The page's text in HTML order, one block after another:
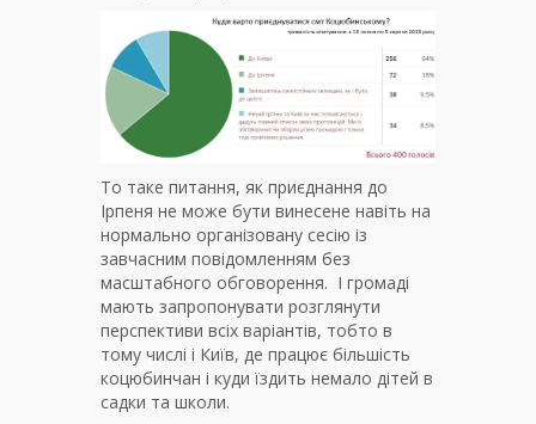
То таке питання, як приєднання до
Ірпеня не може бути винесене навіть на
нормально організовану сесію із
завчасним повідомленням без
масштабного обговорення. І громаді
мають запропонувати розглянути
перспективи всіх варіантів, тобто в
тому числі і Київ, де працює більшість
коцюбинчан і куди їздить немало дітей в
садки та школи.